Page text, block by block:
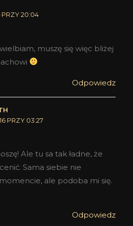
PRZY 20:04
muszę się więc bliżej
Odpowiedz
PRZY 03:27
Ale tu sa tak ładne, że
Sama siebie nie
ale podoba mi się.
Odpowiedz